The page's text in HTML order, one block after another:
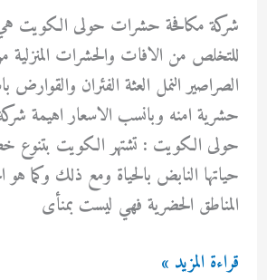
شركة مكافحة حشرات حولى الكويت
للتخلص من الافات والحشرات
الصراصير النمل العثة الفئران
حشرية امنه وبانسب الاسعار اهيمة
حولى الكويت : تشتهر الكويت بتنوع
حياتها النابض بالحياة ومع ذلك وكما هو
المناطق الحضرية فهي ليست بمنأى
مكافحة
قراءة المزيد »